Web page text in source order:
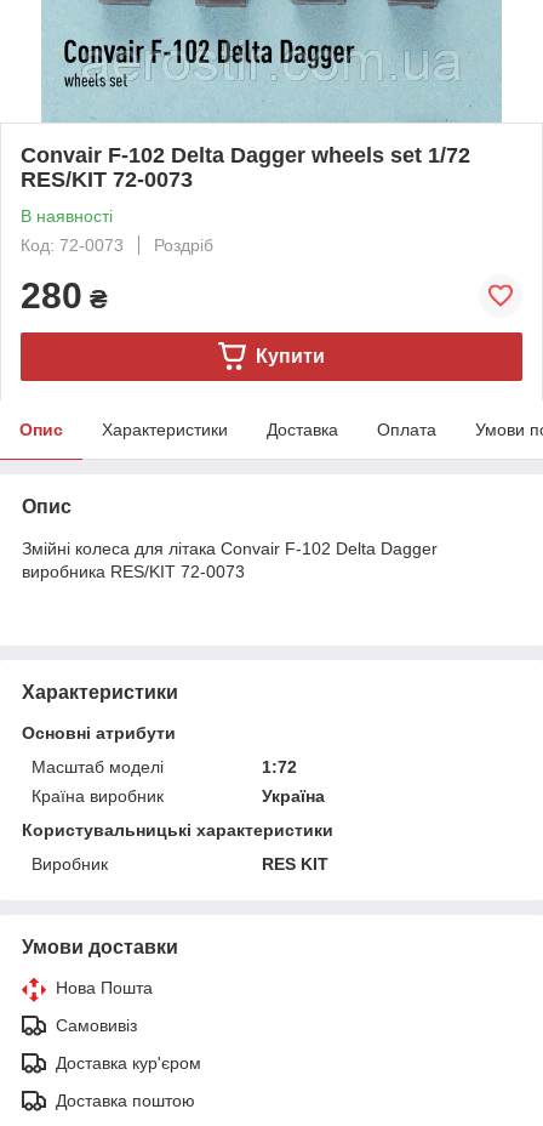
Convair F-102 Delta Dagger wheels set 1/72
RES/KIT 72-0073
В наявності
Код: 72-0073
Роздріб
280 ₴
Купити
Опис Характеристики Доставка Оплата Умови
Опис
Змійні колеса для літака Convair F-102 Delta Dagger
виробника RES/KIT 72-0073
Характеристики
Основні атрибути
Масштаб моделі
1:72
Країна виробник
Україна
Користувальницькі характеристики
Виробник
RES KIT
Умови доставки
Нова Пошта
Самовивіз
Доставка кур'єром
Доставка поштою